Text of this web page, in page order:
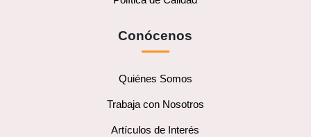
Conócenos
Quiénes Somos
Trabaja con Nosotros
Artículos de Interés